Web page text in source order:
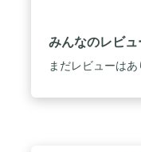
みんなのレビュ
まだレビューはあ